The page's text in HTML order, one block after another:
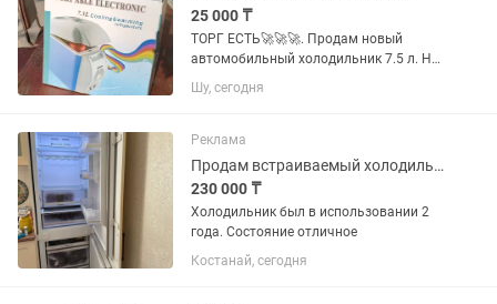
25 000 ₸
ТОРГ ЕСТЬ🚀🚀🚀. Продам новый
автомобильный холодильник 7.5 л. Не
использовался ни разу, полностью
новый. Оснащён функциями
поездок, отдыха, рыбалки, кемпинга и...
Шу, сегодня
Реклама
Продам встраиваемый холодильник
230 000 ₸
Холодильник был в использовании 2
года. Состояние отличное
Костанай, сегодня